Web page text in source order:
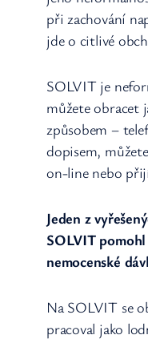
při zachování
jde o citlivé
SOLVIT je
můžete obracet
způsobem –
dopisem,
on-line nebo
Jeden z
SOLVIT
nemocenské
Na SOLVIT se
pracoval jako